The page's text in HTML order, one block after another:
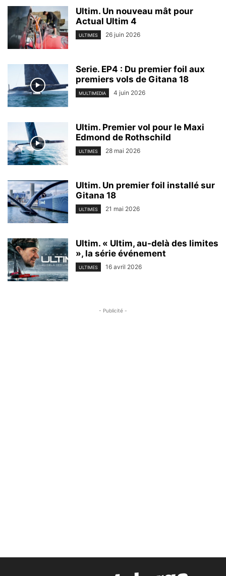
Ultim. Un nouveau mât pour
Actual Ultim 4
ULTIMES 26 juin 2026
Serie. EP4 : Du premier foil aux
premiers vols de Gitana 18
MULTIMEDIA 4 juin 2026
Ultim. Premier vol pour le Maxi
Edmond de Rothschild
ULTIMES 28 mai 2026
Ultim. Un premier foil installé sur
Gitana 18
ULTIMES 21 mai 2026
Ultim. « Ultim, au-delà des limites
», la série événement
ULTIMES 16 avril 2026
- Publicité -